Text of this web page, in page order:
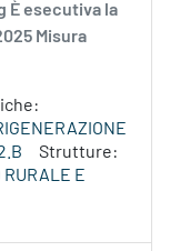
È esecutiva la
Misura
Strutture:
RURALE E